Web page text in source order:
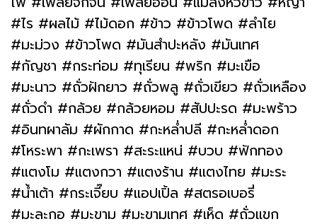
#ไร #ผลไม้ #ไม้ดอก #ข้าว #ข้าวโพด #ลำไย
#มะม่วง #ข้าวโพด #มันสำปะหลัง #มันเทศ
#กัญชา #กระท่อม #ทุเรียน #พริก #มะเขือ
#มะนาว #ถั่วฝักยาว #ถั่วพลู #ถั่วเขียว #ถั่วเหลือง
#ถั่วดำ #กล้วย #กล้วยหอม #สัปปะรด #มะพร้าว
#อินทผาลัม #ผักกาด #กะหล่ำปลี #กะหล่ำดอก
#โหระพา #กะเพรา #สะระแหน่ #บวบ #ฟักทอง
#แตงโม #แตงกวา #แตงร้าน #แตงไทย #มะระ
#น้ำเต้า #กระเจี๊ยบ #แอปเปิ้ล #สตรอเบอรี่
#มะละกอ #มะขาม #มะขามเทศ #เห็ด #ถั่วแขก